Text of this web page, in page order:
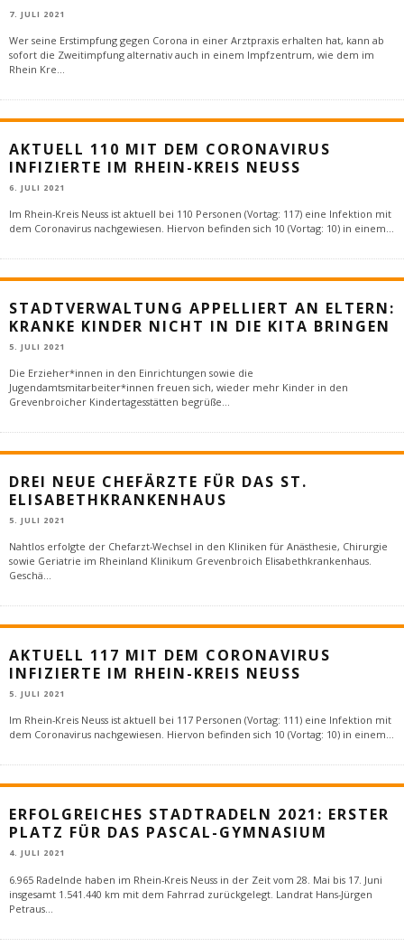
7. JULI 2021
Wer seine Erstimpfung gegen Corona in einer Arztpraxis erhalten hat, kann ab
sofort die Zweitimpfung alternativ auch in einem Impfzentrum, wie dem im
Rhein Kre...
AKTUELL 110 MIT DEM CORONAVIRUS
INFIZIERTE IM RHEIN-KREIS NEUSS
6. JULI 2021
Im Rhein-Kreis Neuss ist aktuell bei 110 Personen (Vortag: 117) eine Infektion mit
dem Coronavirus nachgewiesen. Hiervon befinden sich 10 (Vortag: 10) in einem...
STADTVERWALTUNG APPELLIERT AN ELTERN:
KRANKE KINDER NICHT IN DIE KITA BRINGEN
5. JULI 2021
Die Erzieher*innen in den Einrichtungen sowie die
Jugendamtsmitarbeiter*innen freuen sich, wieder mehr Kinder in den
Grevenbroicher Kindertagesstätten begrüße...
DREI NEUE CHEFÄRZTE FÜR DAS ST.
ELISABETHKRANKENHAUS
5. JULI 2021
Nahtlos erfolgte der Chefarzt-Wechsel in den Kliniken für Anästhesie, Chirurgie
sowie Geriatrie im Rheinland Klinikum Grevenbroich Elisabethkrankenhaus.
Geschä...
AKTUELL 117 MIT DEM CORONAVIRUS
INFIZIERTE IM RHEIN-KREIS NEUSS
5. JULI 2021
Im Rhein-Kreis Neuss ist aktuell bei 117 Personen (Vortag: 111) eine Infektion mit
dem Coronavirus nachgewiesen. Hiervon befinden sich 10 (Vortag: 10) in einem...
ERFOLGREICHES STADTRADELN 2021: ERSTER
PLATZ FÜR DAS PASCAL-GYMNASIUM
4. JULI 2021
6.965 Radelnde haben im Rhein-Kreis Neuss in der Zeit vom 28. Mai bis 17. Juni
insgesamt 1.541.440 km mit dem Fahrrad zurückgelegt. Landrat Hans-Jürgen
Petraus